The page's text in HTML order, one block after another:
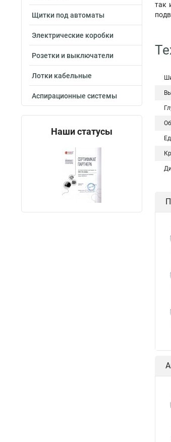
Щитки под автоматы
Электрические коробки
Розетки и выключатели
Лотки кабельные
Аспирационные системы
Наши статусы
так